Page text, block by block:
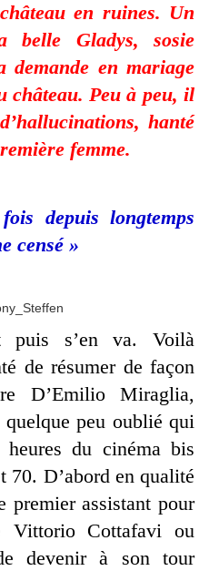
en ruines. Un
Gladys, sosie
en mariage
château. Peu à peu, il
hanté
femme.
depuis longtemps
censé »
puis s’en va. Voilà
de résumer de façon
D’Emilio Miraglia,
quelque peu oublié qui
du cinéma bis
70. D’abord en qualité
premier assistant pour
Vittorio Cottafavi ou
devenir à son tour